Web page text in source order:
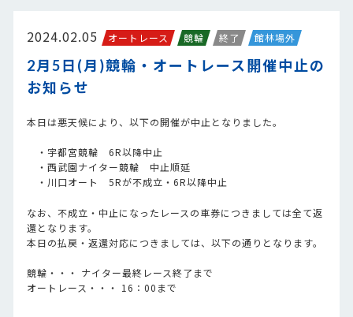
2024.02.05 オートレース 競輪 終了 館林場外
2月5日(月)競輪・オートレース開催中止の
お知らせ
本日は悪天候により、以下の開催が中止となりました。
・宇都宮競輪 6R以降中止
・西武園ナイター競輪 中止順延
・川口オート 5Rが不成立・6R以降中止
なお、不成立・中止になったレースの車券につきましては全て返
還となります。
本日の払戻・返還対応につきましては、以下の通りとなります。
競輪・・・ ナイター最終レース終了まで
オートレース・・・ 16：00まで